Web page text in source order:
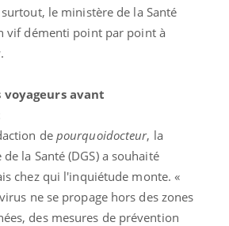
le ministère de la Santé
vif démenti point par point à
voyageurs avant
de pourquoidocteur, la
la Santé (DGS) a souhaité
chez qui l'inquiétude monte. «
ne se propage hors des zones
des mesures de prévention